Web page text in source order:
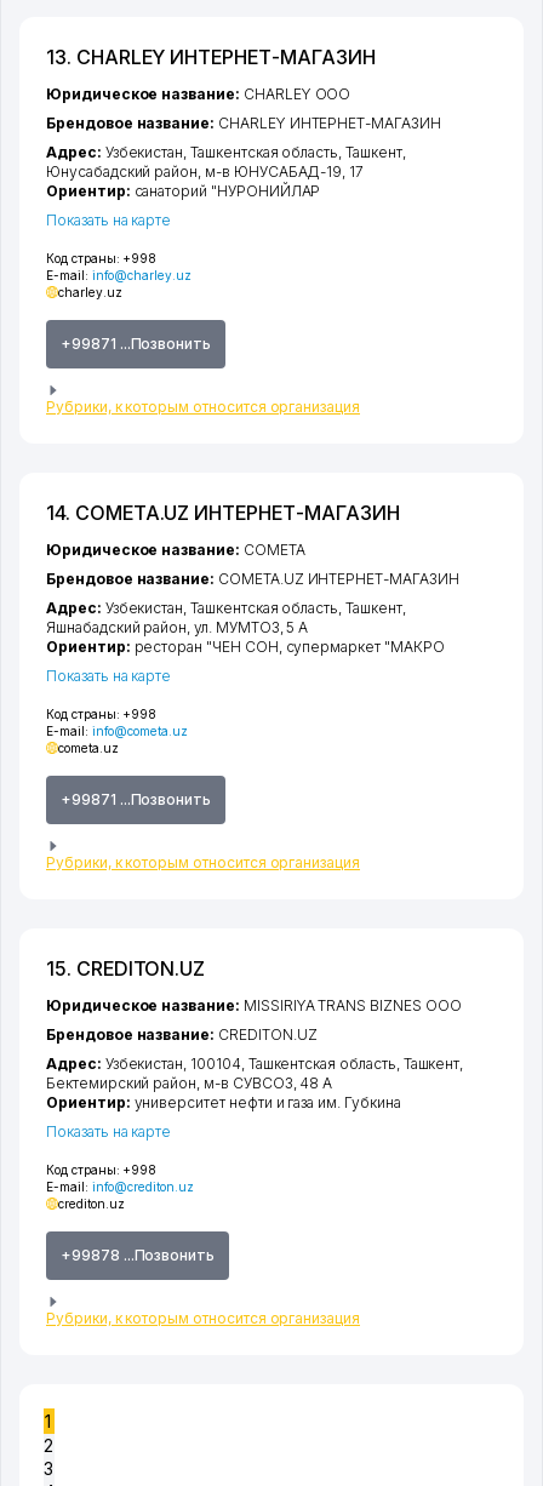
13. CHARLEY ИНТЕРНЕТ-МАГАЗИН
Код страны: +998
E-mail: info@charley.uz
charley.uz
+99871 ...Позвонить
Рубрики, к которым относится организация
Юридическое название: CHARLEY ООО
Брендовое название: CHARLEY ИНТЕРНЕТ-МАГАЗИН
Адрес: Узбекистан,Ташкентская область ,Ташкент,
Юнусабадский район м-в ЮНУСАБАД-19 , 17
Ориентир: санаторий "НУРОНИЙЛАР
Показать на карте
14. COMETA.UZ ИНТЕРНЕТ-МАГАЗИН
Код страны: +998
E-mail: info@cometa.uz
cometa.uz
+99871 ...Позвонить
Рубрики, к которым относится организация
Юридическое название: COMETA
Брендовое название: COMETA.UZ ИНТЕРНЕТ-МАГАЗИН
Адрес: Узбекистан,Ташкентская область ,Ташкент,
Яшнабадский район ,ул. МУМТОЗ , 5 А
Ориентир: ресторан "ЧЕН СОН, супермаркет "МАКРО
Показать на карте
15. CREDITON.UZ
Код страны: +998
E-mail: info@crediton.uz
crediton.uz
+99878 ...Позвонить
Рубрики, к которым относится организация
Юридическое название: MISSIRIYA TRANS BIZNES ООО
Брендовое название: CREDITON.UZ
Адрес: Узбекистан, 100104, Ташкентская область, Ташкент,
Бектемирский район, м-в СУВСОЗ, 48 А
Ориентир: университет нефти и газа им. Губкина
Показать на карте
1
2
3